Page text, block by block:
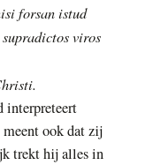
forsan istud
viros
interpreteert
meent ook dat zij
trekt hij alles in